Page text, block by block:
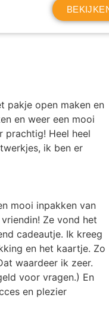
pakje open maken en
en weer een mooi
prachtig! Heel heel
ik ben er
mooi inpakken van
Ze vond het
cadeautje. Ik kreeg
en het kaartje. Zo
waardeer ik zeer.
voor vragen.) En
en plezier